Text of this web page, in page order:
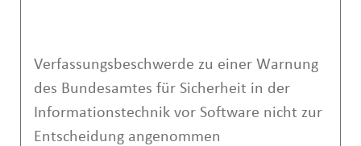
Verfassungsbeschwerde zu einer Warnung
des Bundesamtes für Sicherheit in der
Informationstechnik vor Software nicht zur
Entscheidung angenommen